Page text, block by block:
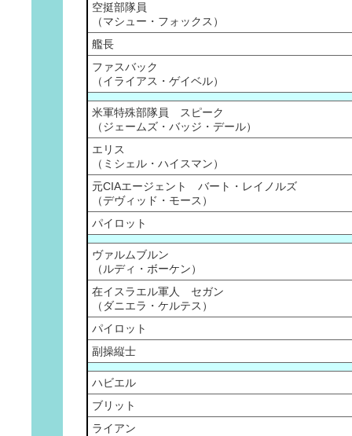
空挺部隊員
（マシュー・フォックス）
艦長
ファスバック
（イライアス・ゲイベル）
米軍特殊部隊員 スピーク
（ジェームズ・バッジ・デール）
エリス
（ミシェル・ハイスマン）
元CIAエージェント バート・レイノルズ
（デヴィッド・モース）
パイロット
ヴァルムブルン
（ルディ・ボーケン）
在イスラエル軍人 セガン
（ダニエラ・ケルテス）
パイロット
副操縦士
ハビエル
ブリット
ライアン